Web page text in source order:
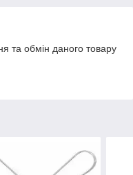
та обмін даного товару